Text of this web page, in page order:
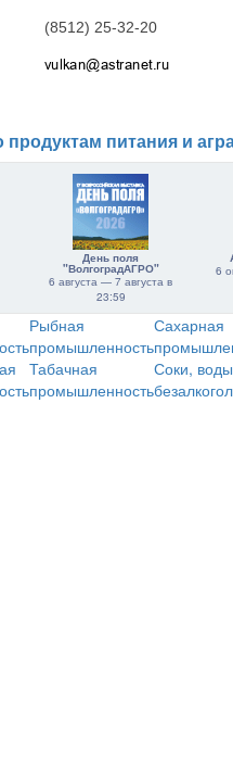
(8512) 25-32-20
питания и
День поля
"ВолгоградАГРО"
6 августа — 7 августа в
23:59
6
Рыбная
промышленность
Сахарная
Табачная
промышленность
Соки,